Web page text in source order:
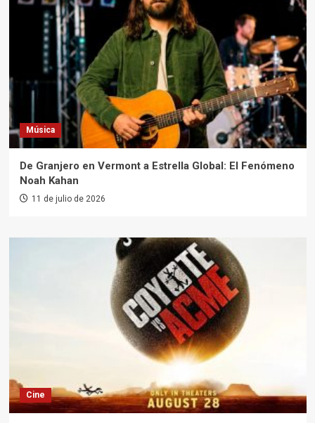
Música
De Granjero en Vermont a Estrella Global: El Fenómeno
Noah Kahan
11 de julio de 2026
Cine